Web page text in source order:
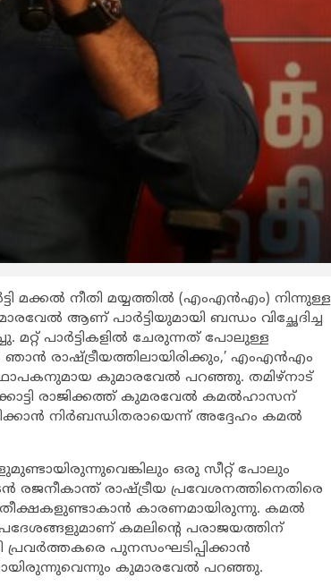
മക്കല്‍ നീതി മയ്യത്തില്‍ (എംഎന്‍എം) നിന്നുള്ള
ആണ് പാര്‍ട്ടിയുമായി ബന്ധം വിച്ഛേദിച്ച
പാര്‍ട്ടികളില്‍ ചേരുന്നത് പോലുള്ള
രാഷ്ട്രീയത്തിലായിരിക്കും,’ എംഎന്‍എം
കുമാരവേല്‍ പറഞ്ഞു. തമിഴ്നാട്
രാജിക്കത്ത് കുമരവേല്‍ കമല്‍ഹാസന്
നിര്‍ബന്ധിതരായെന്ന് അദ്ദേഹം കമല്‍
ഒരു സീറ്റ് പോലും
രാഷ്ട്രീയ പ്രവേശനത്തിനെതിരെ
കാരണമായിരുന്നു. കമല്‍
കമലിന്‍റെ പരാജയത്തിന്
പ്രവര്‍ത്തകരെ പുനസംഘടിപ്പിക്കാന്‍
കുമാരവേല്‍ പറഞ്ഞു.